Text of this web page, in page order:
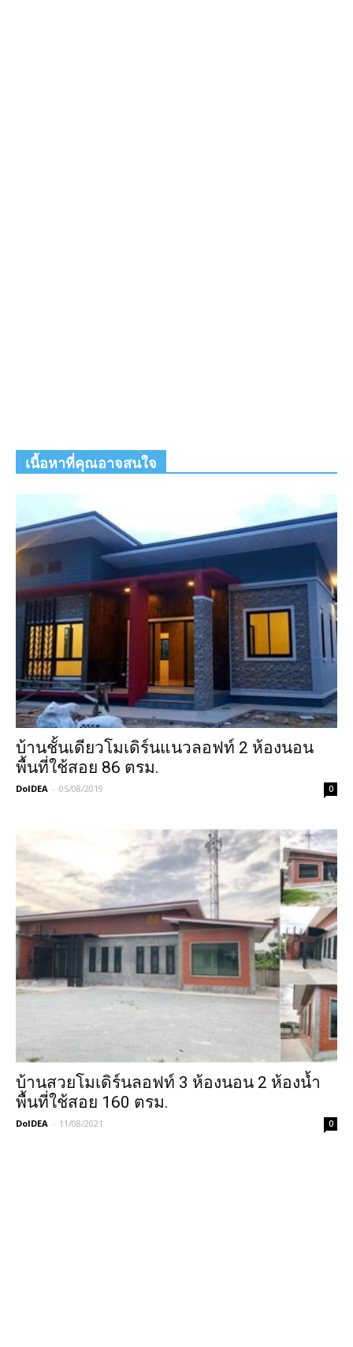
เนื้อหาที่คุณอาจสนใจ
บ้านชั้นเดียวโมเดิร์นแนวลอฟท์ 2 ห้องนอน
พื้นที่ใช้สอย 86 ตรม.
DoIDEA - 05/08/2019 0
บ้านสวยโมเดิร์นลอฟท์ 3 ห้องนอน 2 ห้องน้ำ
พื้นที่ใช้สอย 160 ตรม.
DoIDEA - 11/08/2021 0